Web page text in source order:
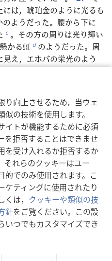
り向上させるため，当ウェ
の技術を使用します。
イトが機能するために必須
を拒否することはできませ
を受け入れるか拒否するか
それらのクッキーはユー
的でのみ使用されます。こ
ケティングに使用されたり
は， クッキーや類似の技
針をご覧ください。この設
いつでもカスタマイズでき
は，琥珀金のように光るも
ようだった。腰から下に
c 。その方の周りは光り輝い
かる虹 d のようだった。周
え，エホバの栄光のよう
ひれ伏した。すると，誰か
次へ
and Tract Society of
針 | プライバシー設定